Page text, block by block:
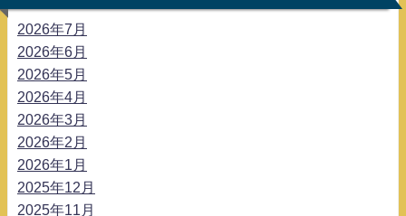
2026年7月
2026年6月
2026年5月
2026年4月
2026年3月
2026年2月
2026年1月
2025年12月
2025年11月